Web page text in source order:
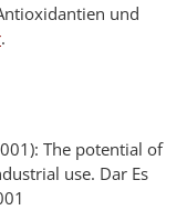
und
.
The potential of
use. Dar Es